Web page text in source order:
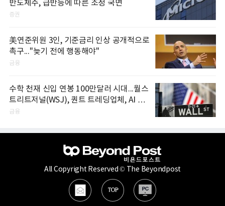
반도체주, 급반등에 따른 조정 국면
증권
美연준위원 3인, 기준금리 인상 공개적으로
촉구..."늦기 전에 행동해야"
금융
수학 천재 신입 연봉 100만달러 시대...월스
트리트저널(WSJ), 퀀트 트레딩업체, AI 기
업들 인재 확보 경쟁
금융
All Copyright Reserved © The Beyondpost